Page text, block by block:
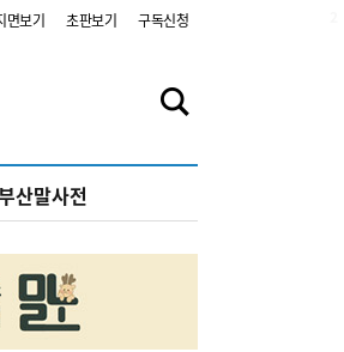
면보기 초판보기 구독신청
산말사전